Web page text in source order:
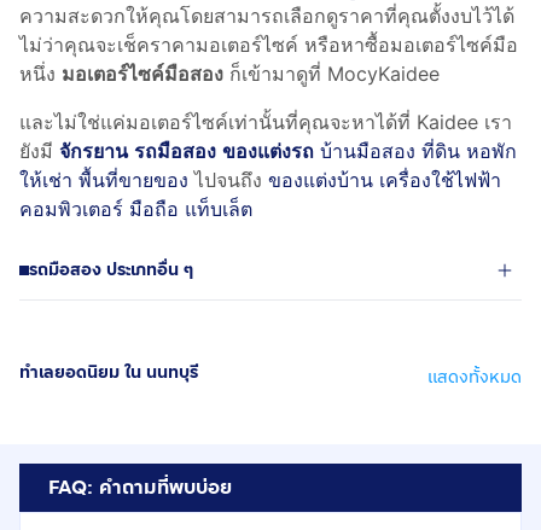
ความสะดวกให้คุณโดยสามารถเลือกดูราคาที่คุณตั้งงบไว้ได้
ไม่ว่าคุณจะเช็คราคามอเตอร์ไซค์ หรือหาซื้อมอเตอร์ไซค์มือ
หนึ่ง มอเตอร์ไซค์มือสอง ก็เข้ามาดูที่ MocyKaidee
และไม่ใช่แค่มอเตอร์ไซค์เท่านั้นที่คุณจะหาได้ที่ Kaidee เรา
ยังมี จักรยาน รถมือสอง ของแต่งรถ บ้านมือสอง ที่ดิน หอพัก
ให้เช่า พื้นที่ขายของ ไปจนถึง ของแต่งบ้าน เครื่องใช้ไฟฟ้า
คอมพิวเตอร์ มือถือ แท็บเล็ต
รถมือสอง ประเภทอื่น ๆ
ทำเลยอดนิยม ใน นนทบุรี แสดงทั้งหมด
FAQ: คำถามที่พบบ่อย